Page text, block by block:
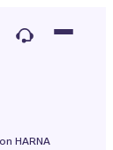
HARNA